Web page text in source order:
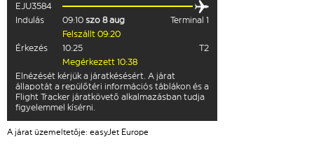
EJU3584
Indulás
09:10 szo 8 aug
Terminal 1
Felszállt 09:20
Érkezés
10:25
T2
Megérkezett 10:38
Elnézését kérjük a járatkésésért. A járat
állapotát a repülőtéri információs táblákon és a
Flight Tracker járatkövető alkalmazásban tudja
figyelemmel kísérni.
A járat üzemeltetője: easyJet Europe